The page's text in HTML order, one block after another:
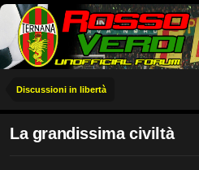
Discussioni in libertà
La grandissima civiltà